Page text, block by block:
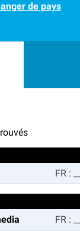
de pays
FR :
FR :